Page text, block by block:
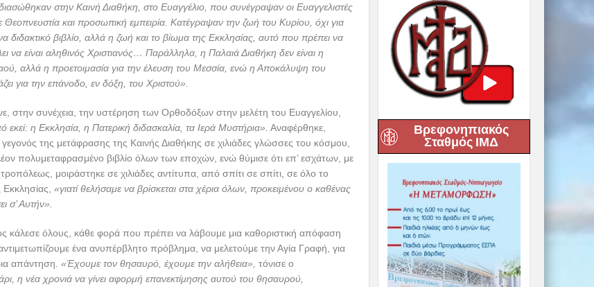
στην Καινή Διαθήκη, στο Ευαγγέλιο, που συνέγραψαν οι Ευαγγελιστές
και προσωπική εμπειρία. Κατέγραψαν την ζωή του Κυρίου, όχι για
διδακτικό βιβλίο, αλλά η ζωή και το βίωμα της Εκκλησίας, αυτό που πρέπει να
να είναι αληθινός Χριστιανός… Παράλληλα, η Παλαιά Διαθήκη δεν είναι η
αλλά η προετοιμασία για την έλευση του Μεσσία, ενώ η Αποκάλυψη του
για την επάνοδο, εν δόξη, του Χριστού».
στην συνέχεια, την υστέρηση των Ορθοδόξων στην μελέτη του Ευαγγελίου,
η Εκκλησία, η Πατερική διδασκαλία, τα Ιερά Μυστήρια». Αναφέρθηκε,
της μετάφρασης της Καινής Διαθήκης σε χιλιάδες γλώσσες του κόσμου,
πολυμεταφρασμένο βιβλίο όλων των εποχών, ενώ θύμισε ότι επ’ εσχάτων, με
μοιράστηκε σε χιλιάδες αντίτυπα, από σπίτι σε σπίτι, σε όλο το
«γιατί θελήσαμε να βρίσκεται στα χέρια όλων, προκειμένου ο καθένας
σ’ Αυτήν».
κάλεσε όλους, κάθε φορά που πρέπει να λάβουμε μια καθοριστική απόφαση
ένα ανυπέρβλητο πρόβλημα, να μελετούμε την Αγία Γραφή, για
απάντηση. «Έχουμε τον θησαυρό, έχουμε την αλήθεια», τόνισε ο
η νέα χρονιά να γίνει αφορμή επανεκτίμησης αυτού του θησαυρού,
Βρεφονηπιακός
Σταθμός ΙΜΔ